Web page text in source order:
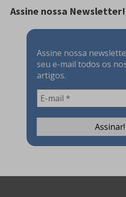
Assine nossa Newsletter!
Assine nossa
seu e-mail todos os
artigos.